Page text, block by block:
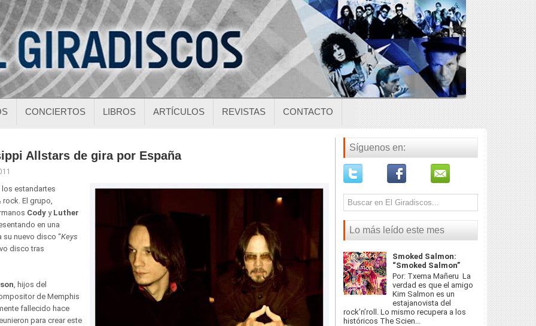
CONCIERTOS LIBROS ARTÍCULOS REVISTAS CONTACTO
Allstars de gira por España
estandartes
El grupo,
Cody y Luther
en una
su nuevo disco “Keys
disco tras
, hijos del
de Memphis
fallecido hace
para crear este
Síguenos en:
Lo más leído este mes
Smoked Salmon:
“Smoked Salmon”
Por: Txema Mañeru La
verdad es que el amigo
Kim Salmon es un
estajanovista del
rock’n’roll. Lo mismo recupera a los
históricos The Scien...